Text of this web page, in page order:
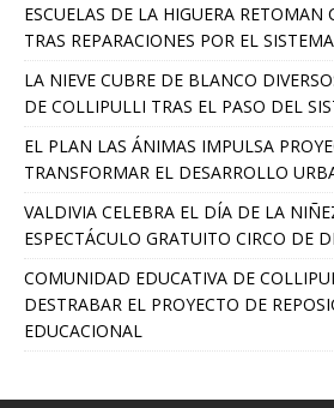
ESCUELAS DE LA HIGUERA RETOMAN
TRAS REPARACIONES POR EL
LA NIEVE CUBRE DE BLANCO
DE COLLIPULLI TRAS EL PASO DEL
EL PLAN LAS ÁNIMAS IMPULSA
TRANSFORMAR EL DESARROLLO
VALDIVIA CELEBRA EL DÍA DE LA
ESPECTÁCULO GRATUITO CIRCO DE
COMUNIDAD EDUCATIVA DE
DESTRABAR EL PROYECTO DE
EDUCACIONAL